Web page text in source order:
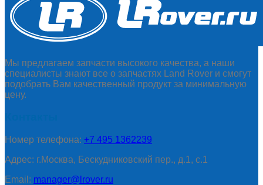
Мы предлагаем запчасти высокого качества, а наши
специалисты знают все о запчастях Land Rover и смогут
подобрать Вам качественный продукт за минимальную
цену.
Номер телефона: +7 495 1362239
Адрес: г.Москва, Бескудниковский пер., д.1, с.1
Email: manager@lrover.ru